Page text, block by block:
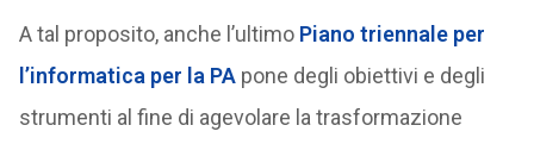
A tal proposito, anche l’ultimo Piano triennale per
l’informatica per la PApone degli obiettivi e degli
strumenti al fine di agevolare la trasformazione